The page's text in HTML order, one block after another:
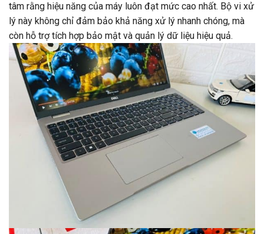
tâm rằng hiệu năng của máy luôn đạt mức cao nhất. Bộ vi xử
lý này không chỉ đảm bảo khả năng xử lý nhanh chóng, mà
còn hỗ trợ tích hợp bảo mật và quản lý dữ liệu hiệu quả.